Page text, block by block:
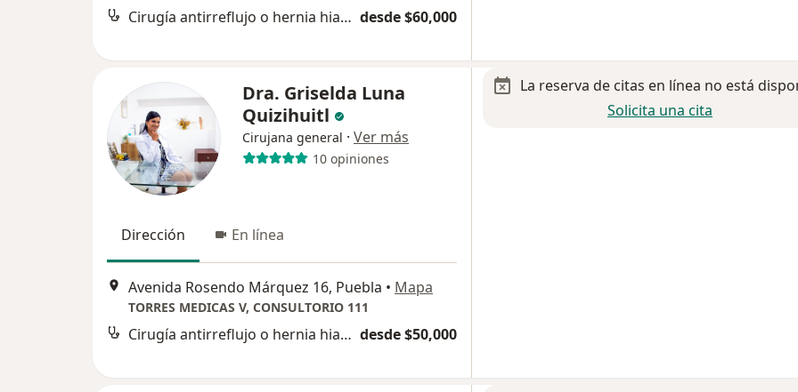
Cirugía antirreflujo o hernia hiatal desde $60,000
Dra. Griselda Luna
Quizihuitl
Cirujana general · Ver más
10 opiniones
Dirección En línea
Avenida Rosendo Márquez 16, Puebla • Mapa
TORRES MEDICAS V, CONSULTORIO 111
Cirugía antirreflujo o hernia hiatal desde $50,000
La reserva de citas en línea no está
Solicita una cita